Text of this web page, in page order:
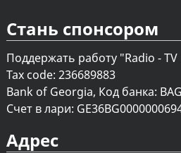
Стань спонсором
Поддержать работу "Radio - TV
Tax code: 236689883
Bank of Georgia, Код банка:
Счет в лари:
Адрес